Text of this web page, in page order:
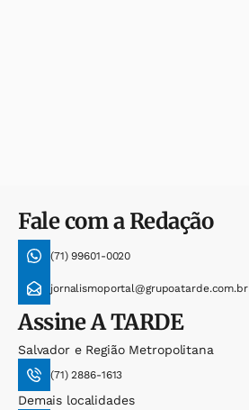
Fale com a Redação
(71) 99601-0020
jornalismoportal@grupoatarde.com.br
AssineA TARDE
Salvador e Região Metropolitana
(71) 2886-1613
Demais localidades